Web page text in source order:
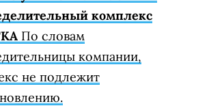
комплекс
По словам
компании,
не подлежит